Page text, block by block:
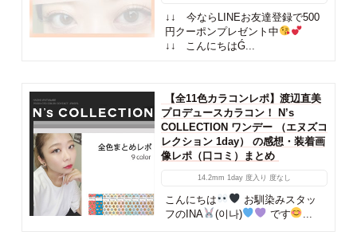
↓↓ 今ならLINEお友達登録で500
円クーポンプレゼント中
↓↓ こんにちはǴ...
【全11色カラコンレポ】渡辺直美
プロデュースカラコン！ N’s
COLLECTION ワンデー （エヌズコ
レクション 1day） の感想・装着画
像レポ（口コミ）まとめ
14.2mm 1day 度入り 度なし
こんにちは
お馴染みスタッ
フのINA
(이나) です